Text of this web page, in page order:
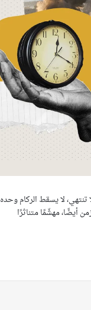
لا يسقط الركام وحده
أيضًا، مهشّمًا متناثرًا